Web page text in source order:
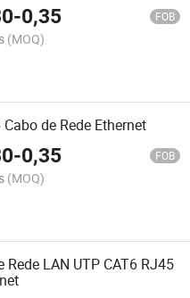
-0,35 FOB
(MOQ)
de Rede Ethernet
-0,35 FOB
(MOQ)
Rede LAN UTP CAT6 RJ45